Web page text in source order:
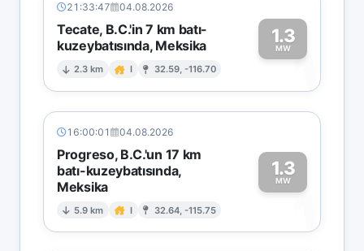
21:33:47 04.08.2026
Tecate, B.C.'in 7 km batı-
kuzeybatısında, Meksika
2.3 km I 32.59, -116.70
1.3
MW1
16:00:01 04.08.2026
Progreso, B.C.'un 17 km
batı-kuzeybatısında,
Meksika
5.9 km I 32.64, -115.75
1.3
MW
1